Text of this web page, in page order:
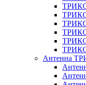
Антенна